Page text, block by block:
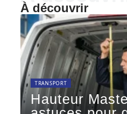
À découvrir
TRANSPORT
Hauteur